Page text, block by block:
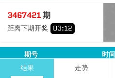
3467421期
距离下期开奖 03:12
期号 时间
3467420
08-09
结果 走势